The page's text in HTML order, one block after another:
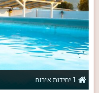
1 יחידות אירוח